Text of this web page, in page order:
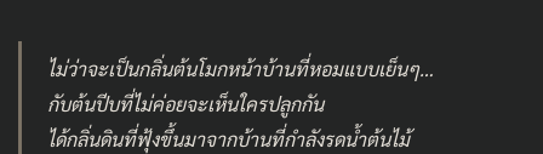
ไม่ว่าจะเป็นกลิ่นต้นโมกหน้าบ้านที่หอมแบบเย็นๆ…
กับต้นปีบที่ไม่ค่อยจะเห็นใครปลูกกัน
ได้กลิ่นดินที่ฟุ้งขึ้นมาจากบ้านที่กำลังรดน้ำต้นไม้